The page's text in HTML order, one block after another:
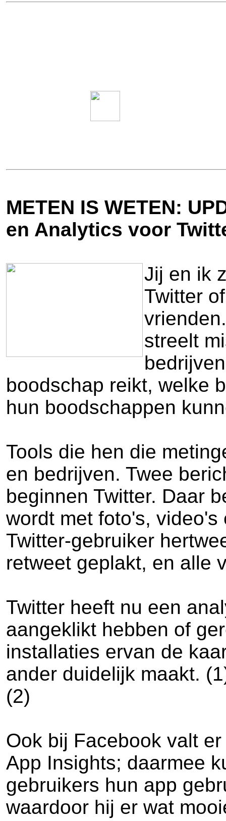
METEN IS WETEN:
en Analytics voor
Jij en ik
Twitter
streelt
boodschap reikt, welke
hun boodschappen
Tools die hen die
en bedrijven. Twee
beginnen Twitter. Daar
wordt met foto's,
Twitter-gebruiker
retweet geplakt, en alle
Twitter heeft nu een
aangeklikt hebben of
installaties ervan de
ander duidelijk maakt.
(2)
Ook bij Facebook valt
App Insights; daarmee
gebruikers hun app
waardoor hij er wat